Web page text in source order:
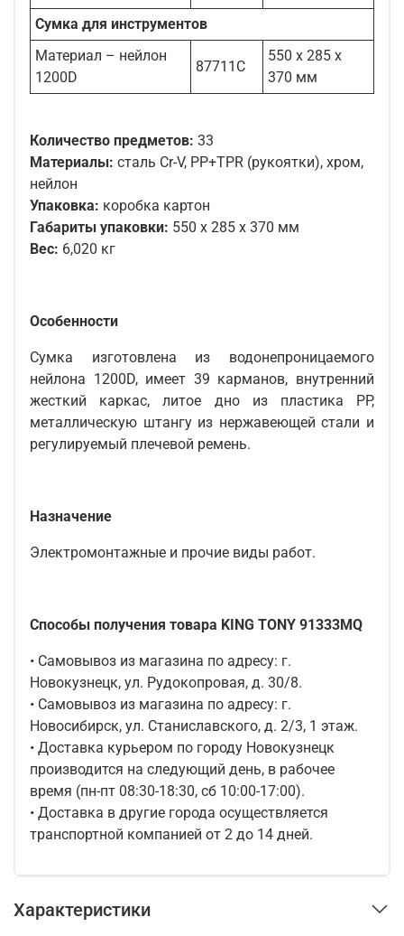
Сумка для инструментов
Материал – нейлон
1200D
87711C
550 х 285 х
370 мм
Количество предметов: 33
Материалы: сталь Cr-V, PP+TPR (рукоятки), хром,
нейлон
Упаковка: коробка картон
Габариты упаковки: 550 х 285 х 370 мм
Вес: 6,020 кг
Особенности
Сумка изготовлена из водонепроницаемого
нейлона 1200D, имеет 39 карманов, внутренний
жесткий каркас, литое дно из пластика PP,
металлическую штангу из нержавеющей стали и
регулируемый плечевой ремень.
Назначение
Электромонтажные и прочие виды работ.
Способы получения товара KING TONY 91333MQ
• Самовывоз из магазина по адресу: г.
Новокузнецк, ул. Рудокопровая, д. 30/8.
• Самовывоз из магазина по адресу: г.
Новосибирск, ул. Станиславского, д. 2/3, 1 этаж.
• Доставка курьером по городу Новокузнецк
производится на следующий день, в рабочее
время (пн-пт 08:30-18:30, сб 10:00-17:00).
• Доставка в другие города осуществляется
транспортной компанией от 2 до 14 дней.
Характеристики